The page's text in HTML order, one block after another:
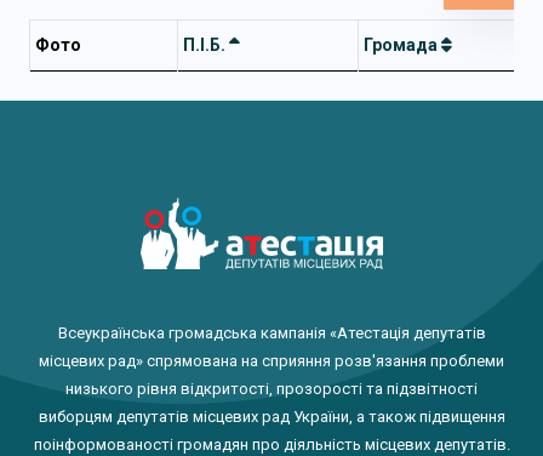
Фото П.І.Б. Громада
Всеукраїнська громадська кампанія «Атестація депутатів
місцевих рад» спрямована на сприяння розв'язання проблеми
низького рівня відкритості, прозорості та підзвітності
виборцям депутатів місцевих рад України, а також підвищення
поінформованості громадян про діяльність місцевих депутатів.